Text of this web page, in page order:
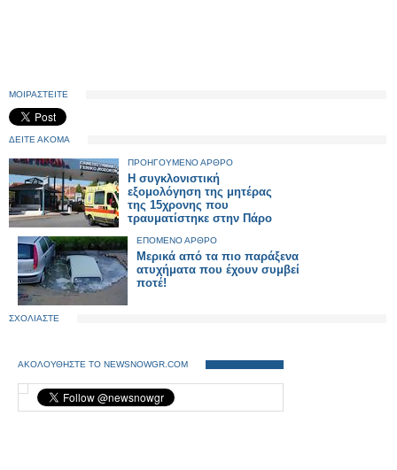
ΜΟΙΡΑΣΤΕΙΤΕ
ΔΕΙΤΕ ΑΚΟΜΑ
ΠΡΟΗΓΟΥΜΕΝΟ ΑΡΘΡΟ
H συγκλονιστική
εξομολόγηση της μητέρας
της 15χρονης που
τραυματίστηκε στην Πάρο
ΕΠΟΜΕΝΟ ΑΡΘΡΟ
Μερικά από τα πιο παράξενα
ατυχήματα που έχουν συμβεί
ποτέ!
ΣΧΟΛΙΑΣΤΕ
ΑΚΟΛΟΥΘΗΣΤΕ ΤΟ NEWSNOWGR.COM